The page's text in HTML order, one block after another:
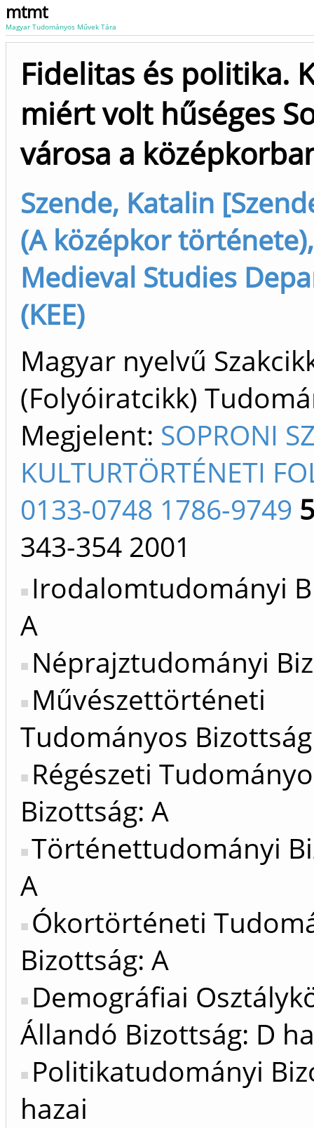
mtmt
Magyar Tudományos Művek Tára
Fidelitas és politika.
miért volt hűséges
városa a
Szende, Katalin
(A középkor
Medieval Studies
(KEE)
Magyar nyelvű
(Folyóiratcikk)
Megjelent: SOPRONI
KULTURTÖRTÉNETI
0133-0748 1786-9749
343-354 2001
Irodalomtudományi
A
Néprajztudományi
Művészettörténeti
Tudományos
Régészeti
Bizottság: A
Történettudományi
A
Ókortörténeti
Bizottság: A
Demográfiai
Állandó Bizottság: D
Politikatudományi
hazai